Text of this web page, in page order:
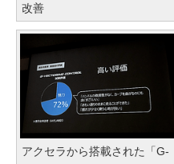
改善
アクセラから搭載された「G-